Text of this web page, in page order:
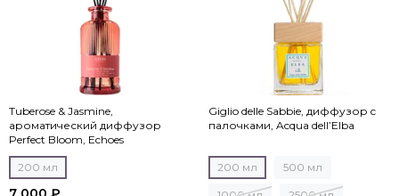
Tuberose & Jasmine,
ароматический диффузор
Perfect Bloom, Echoes
200 мл
Giglio delle Sabbie, диффузор c
палочками, Acqua dell’Elba
200 мл 500 мл